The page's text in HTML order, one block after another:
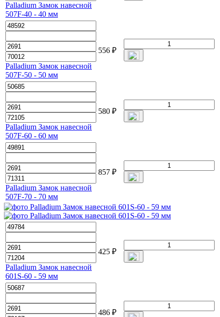
Palladium Замок навесной
507F-40 - 40 мм
Palladium Замок навесной
507F-50 - 50 мм
556 ₽
Palladium Замок навесной
507F-60 - 60 мм
580 ₽
Palladium Замок навесной
507F-70 - 70 мм
857 ₽
Palladium Замок навесной
601S-60 - 59 мм
425 ₽
486 ₽